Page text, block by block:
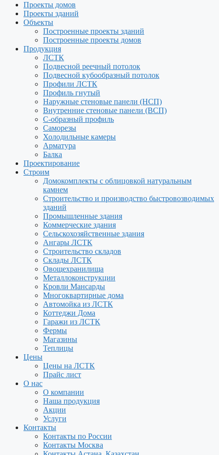
Проекты домов
Проекты зданий
Объекты
Построенные проекты зданий
Построенные проекты домов
Продукция
ЛСТК
Подвесной реечный потолок
Подвесной кубообразный потолок
Профили ЛСТК
Профиль гнутый
Наружные стеновые панели (НСП)
Внутренние стеновые панели (ВСП)
С-образный профиль
Саморезы
Холодильные камеры
Арматура
Балка
Проектирование
Строим
Домокомплекты с облицовкой натуральным
камнем
Строительство и производство быстровозводимых
зданий
Промышленные здания
Коммерческие здания
Сельскохозяйственные здания
Ангары ЛСТК
Строительство складов
Склады ЛСТК
Овощехранилища
Металлоконструкции
Кровли Мансарды
Многоквартирные дома
Автомойка из ЛСТК
Коттеджи Дома
Гаражи из ЛСТК
Фермы
Магазины
Теплицы
Цены
Цены на ЛСТК
Прайс лист
О нас
О компании
Наша продукция
Акции
Услуги
Контакты
Контакты по России
Контакты Москва